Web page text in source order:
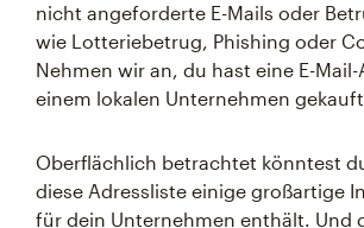
nicht angeforderte E-Mails oder
wie Lotteriebetrug, Phishing oder
Nehmen wir an, du hast eine E-
einem lokalen Unternehmen
Oberflächlich betrachtet könntest
diese Adressliste einige großartige
für dein Unternehmen enthält. Und